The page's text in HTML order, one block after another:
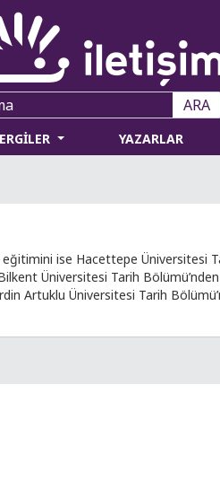
ARA
YAZARLAR
ise Hacettepe Üniversitesi
Üniversitesi Tarih
Artuklu Üniversitesi Tarih